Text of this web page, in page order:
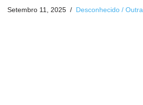
Setembro 11, 2025 Desconhecido / Outra